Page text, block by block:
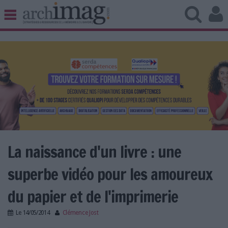
BIBLIOTHÈQUE ÉDITION
UNIVERS DATA
TRAVAIL COLLABORATIF
VIE NUMÉRIQUE
NUMÉRIQUE RESPONSABLE
LES DOSSIERS
LES NEWSLETTERS
LE MAGAZINE
La naissance d'un livre : une
superbe vidéo pour les amoureux
du papier et de l'imprimerie
Le 14/05/2014 Clémence Jost